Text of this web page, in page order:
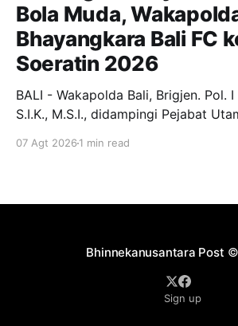
Bola Muda,
Bhayangkara Bali FC
Soeratin 2026
BALI - Wakapolda Bali, Brigjen. Pol.
S.I.K., M.S.I., didampingi Pejabat
yang akan berlaga pada Turnamen
07 Agt 2026 1 min read
Bhinnekanusantara Post
Sign up